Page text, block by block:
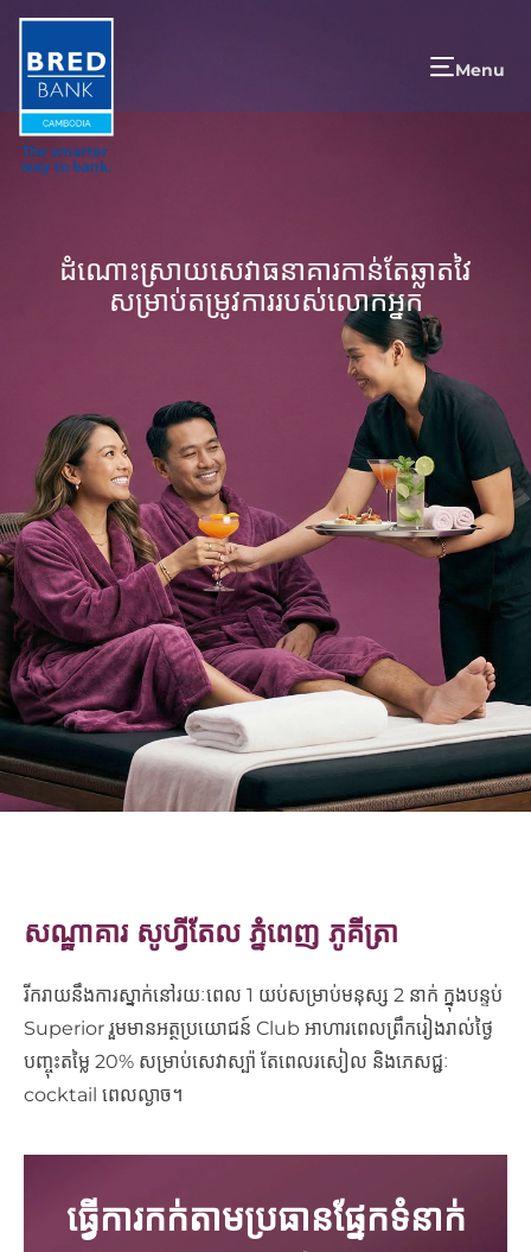
Menu
ដំណោះស្រាយសេវាធនាគារកាន់តែឆ្លាតវៃ
សម្រាប់តម្រូវការរបស់លោកអ្នក
សណ្ឋាគារ សូហ្វីតែល ភ្នំពេញ ភូគីត្រា
រីករាយនឹងការស្នាក់នៅរយៈពេល 1 យប់សម្រាប់មនុស្ស 2 នាក់ ក្នុងបន្ទប់
Superior រួមមានអត្ថប្រយោជន៍ Club អាហារពេលព្រឹករៀងរាល់ថ្ងៃ
បញ្ចុះតម្លៃ 20% សម្រាប់សេវាស្ប៉ា តែពេលរសៀល និងភេសជ្ជៈ
cocktail ពេលល្ងាច។
ធ្វើការកក់តាមប្រធានផ្នែកទំនាក់